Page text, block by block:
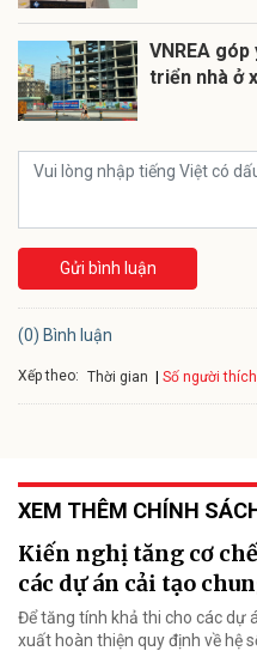
VNREA
triển nhà ở
Gửi bình luận
(0) Bình luận
Xếp theo: Thời gian Số người thích
XEM THÊM CHÍNH
Kiến nghị tăng cơ
các dự án cải tạo
Để tăng tính khả thi cho các dự
xuất hoàn thiện quy định về hệ